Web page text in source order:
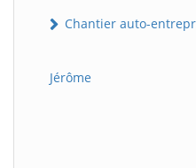
Chantier auto-
Jérôme